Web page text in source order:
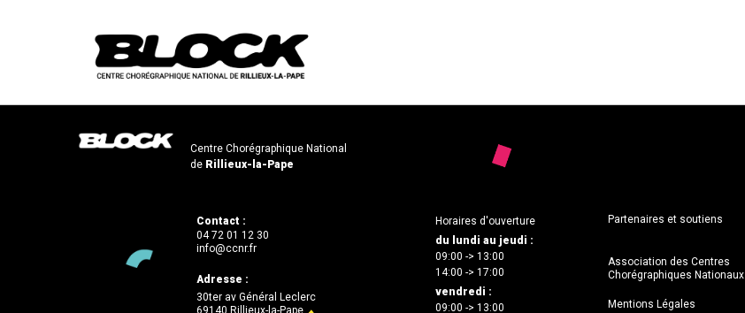
Centre Chorégraphique National
de Rillieux-la-Pape
Contact :
04 72 01 12 30
info@ccnr.fr
Adresse :
30ter av Général Leclerc
Horaires d'ouverture
du lundi au jeudi :
09:00 -> 13:00
14:00 -> 17:00
vendredi :
09:00 -> 13:00
Partenaires et soutiens
Association des Centres
Chorégraphiques Nationaux
Mentions Légales